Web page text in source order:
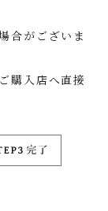
合がございま
購入店へ直接